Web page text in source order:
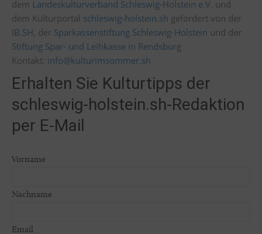
dem Landeskulturverband Schleswig-Holstein e.V. und
dem Kulturportal schleswig-holstein.sh gefördert von der
IB.SH, der Sparkassenstiftung Schleswig-Holstein und der
Stiftung Spar- und Leihkasse in Rendsburg
Kontakt: info@kulturimsommer.sh
Erhalten Sie Kulturtipps der
schleswig-holstein.sh-Redaktion
per E-Mail
Vorname
Nachname
Email